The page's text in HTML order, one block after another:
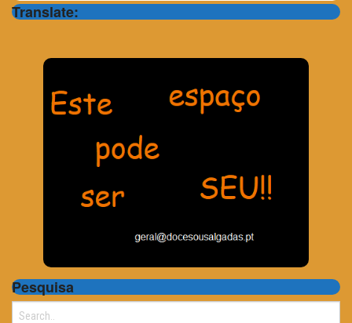
Translate:
Pesquisa
Search